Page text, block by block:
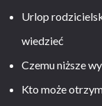
Urlop
wiedzieć
Czemu niższe
Kto może